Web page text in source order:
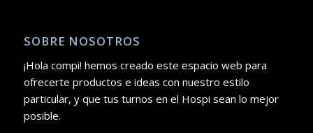
SOBRE NOSOTROS
¡Hola compi! hemos creado este espacio web para
ofrecerte productos e ideas con nuestro estilo
particular, y que tus turnos en el Hospi sean lo mejor
posible.